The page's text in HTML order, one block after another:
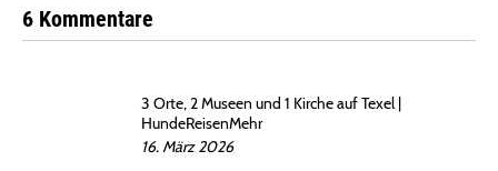
6 Kommentare
3 Orte, 2 Museen und 1 Kirche auf Texel |
HundeReisenMehr
16. März 2026